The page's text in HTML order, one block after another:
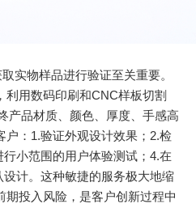
实物样品进行验证至关重要。
用数码印刷和CNC样板切割
产品材质、颜色、厚度、手感高
户：1.验证外观设计效果；2.检
小范围的用户体验测试；4.在
计。这种敏捷的服务极大地缩
投入风险，是客户创新过程中